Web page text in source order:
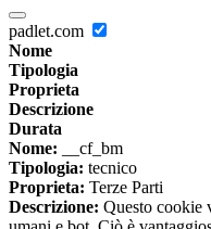
padlet.com
Nome
Tipologia
Proprieta
Descrizione
Durata
Nome: __cf_bm
Tipologia: tecnico
Proprieta: Terze Parti
Descrizione: Questo cookie